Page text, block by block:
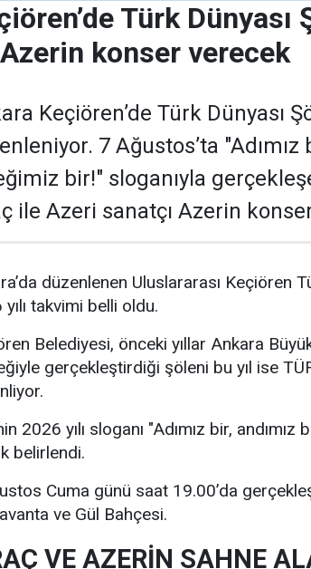
Türk Dünyası
konser verecek
Keçiören’de Türk Dünyası
7 Ağustos’ta "Adımız
bir!" sloganıyla
ile Azeri sanatçı Azerin
düzenlenen Uluslararası Keçiören
takvimi belli oldu.
Belediyesi, önceki yıllar Ankara
gerçekleştirdiği şöleni bu yıl ise
2026 yılı sloganı "Adımız bir,
belirlendi.
Cuma günü saat 19.00’da
ve Gül Bahçesi.
VE AZERİN SAHNE